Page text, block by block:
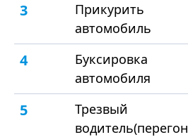
3
Прикурить
автомобиль
4
Буксировка
автомобиля
5
Трезвый
водитель(перегон